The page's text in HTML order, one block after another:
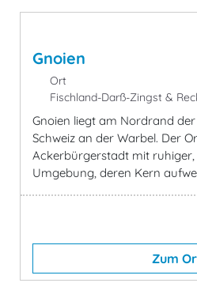
Gnoien
Ort
Fischland-Darß-Zingst &
Gnoien liegt am Nordrand der
Schweiz an der Warbel. Der
Ackerbürgerstadt mit
Umgebung, deren Kern
Zum